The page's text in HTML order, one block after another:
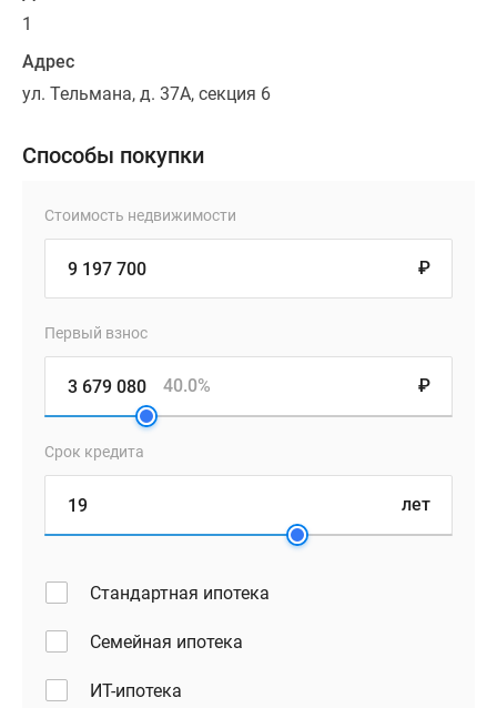
1
Адрес
ул. Тельмана, д. 37А, секция 6
Способы покупки
Стоимость недвижимости
₽
Первый взнос
₽
40.0%
Срок кредита
лет
Стандартная ипотека
Семейная ипотека
ИТ-ипотека